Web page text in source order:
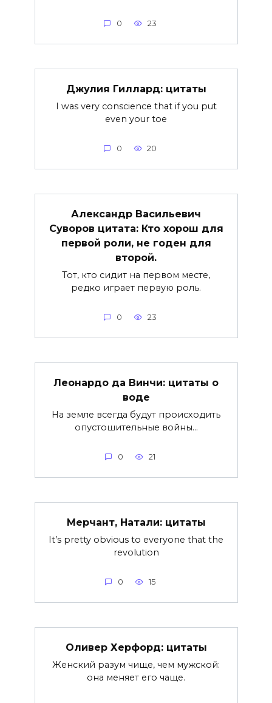
0 23
Джулия Гиллард: цитаты
I was very conscience that if you put
even your toe
0 20
Александр Васильевич
Суворов цитата: Кто хорош для
первой роли, не годен для
второй.
Тот, кто сидит на первом месте,
редко играет первую роль.
0 23
Леонардо да Винчи: цитаты о
воде
На земле всегда будут происходить
опустошительные войны…
0 21
Мерчант, Натали: цитаты
It’s pretty obvious to everyone that the
revolution
0 15
Оливер Херфорд: цитаты
Женский разум чище, чем мужской:
она меняет его чаще.